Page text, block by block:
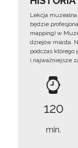
Lekcja
będzie
mapping) w
dziejów miasta.
podczas którego
i najważniejsze
120
min.